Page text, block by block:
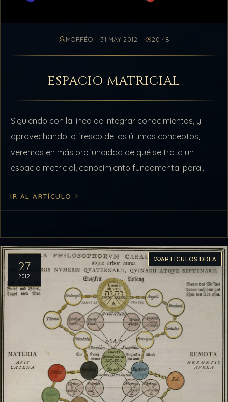
MORFÉO 31 MAY 2012 20:48
ESPACIO MATRICIAL
Siguiendo con la línea de integrar conocimientos, y
aprovechando lo fresco de los últimos conceptos,
veremos en más profundidad de qué se trata un
espacio matricial, conocimiento fundamental para
por…
IR AL ARTÍCULO
27
2012
ARTÍCULOS DDLA